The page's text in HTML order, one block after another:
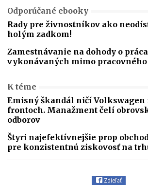
Odporúčané ebooky
Rady pre živnostníkov ako
holým zadkom!
Zamestnávanie na dohody o
vykonávaných mimo
K téme
Emisný škandál ničí Volkswagen
frontoch. Manažment čelí
odborov
Štyri najefektívnejšie prop
pre konzistentnú ziskovosť na
Zdieľať